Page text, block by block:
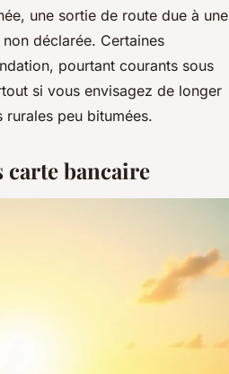
une sortie de route due à une
déclarée. Certaines
pourtant courants sous
si vous envisagez de longer
peu bitumées.
carte bancaire